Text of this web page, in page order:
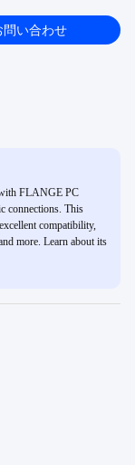
問い合わせ
FLANGE PC
connections. This
compatibility,
more. Learn about its